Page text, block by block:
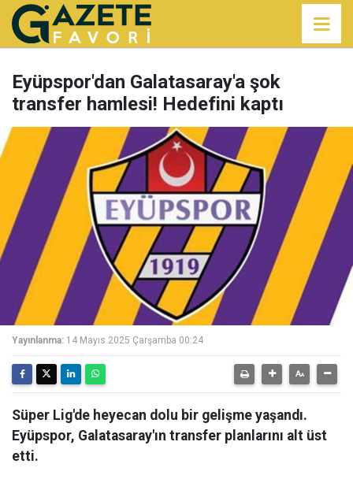
Eyüpspor'dan Galatasaray'a şok
transfer hamlesi! Hedefini kaptı
Yayınlanma: 14 Mayıs 2025 Çarşamba 00:24
Süper Lig'de heyecan dolu bir gelişme yaşandı.
Eyüpspor, Galatasaray'ın transfer planlarını alt üst
etti.